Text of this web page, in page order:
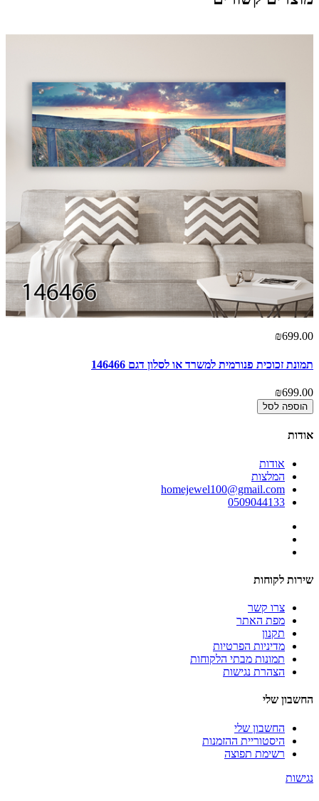
₪699.00
תמונת זכוכית פנורמית למשרד או לסלון דגם 146466
₪699.00
הוספה לסל
אודות
אודות
המלצות
homejewel100@gmail.com
0509044133
שירות לקוחות
צרו קשר
מפת האתר
תקנון
מדיניות הפרטיות
תמונות מבתי הלקוחות
הצהרת נגישות
החשבון שלי
החשבון שלי
היסטוריית ההזמנות
רשימת תפוצה
נגישות